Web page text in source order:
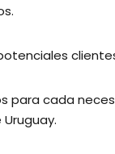
para cada